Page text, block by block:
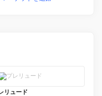
リュード